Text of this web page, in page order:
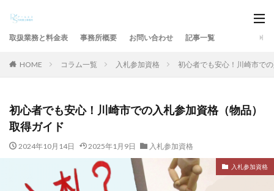
取扱業務と料金表 事務所概要 お問い合わせ 記事一覧
HOME コラム一覧 入札参加資格 初心者でも安心！川崎市で
初心者でも安心！川崎市での入札参加資格（物品）
取得ガイド
2024年10月14日 2025年1月9日 入札参加資格
入札参加資格